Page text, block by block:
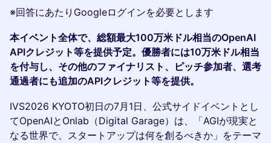
※回答にあたりGoogleログインを必要とします
本イベント全体で、総額最大100万米ドル相当のOpenAI
APIクレジット等を提供予定。優勝者には10万米ドル相当
を付与し、その他のファイナリスト、ピッチ参加者、選考
通過者にも追加のAPIクレジット等を提供。
IVS2026 KYOTO初日の7月1日、公式サイドイベントとし
てOpenAIとOnlab（Digital Garage）は、「AGIが現実と
なる世界で、スタートアップは何を創るべきか」をテーマ